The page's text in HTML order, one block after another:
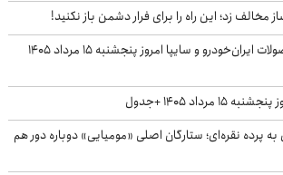
زد؛ این راه را برای فرار دشمن باز نکنید!
تغییر تند قیمت محصولات ایران‌خودرو و سایپا امروز پنجشنبه ۱۵ مرداد ۱۴۰۵
۱۴۰۵ +جدول
پرده نقره‌ای؛ ستارگان اصلی «مومیایی» دوباره دور هم